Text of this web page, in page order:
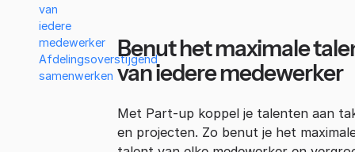
van
iedere
medewerker
Afdelingsoverstijgend
samenwerken
Benut het maximale
van iedere medewerker
Met Part-up koppel je talenten aan
en projecten. Zo benut je het